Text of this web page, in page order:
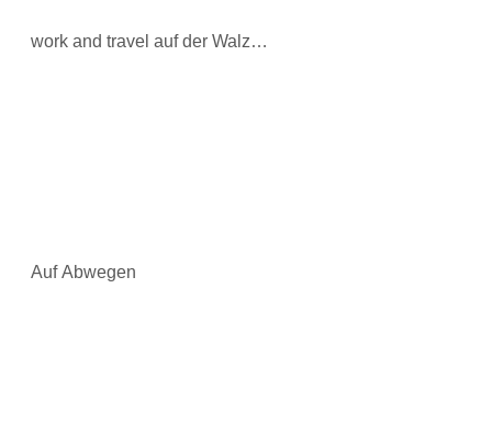
work and travel auf der Walz…
Auf Abwegen